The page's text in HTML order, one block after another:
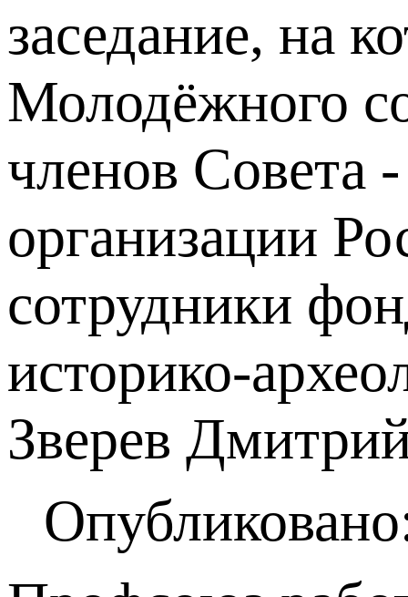
заседание, на
Молодёжного
членов Совета
организации
сотрудники
историко-
Зверев